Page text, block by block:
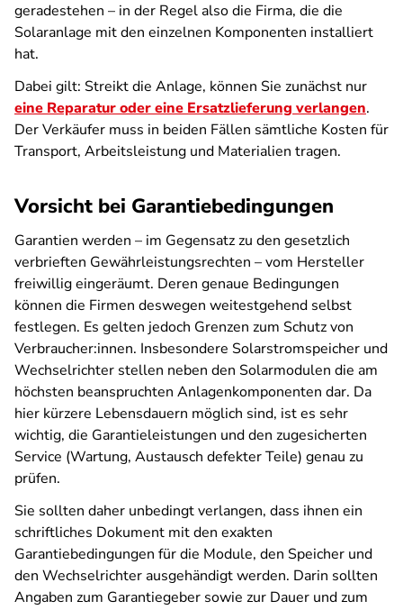
geradestehen – in der Regel also die Firma, die die
Solaranlage mit den einzelnen Komponenten installiert
hat.
Dabei gilt: Streikt die Anlage, können Sie zunächst nur
eine Reparatur oder eine Ersatzlieferung verlangen.
Der Verkäufer muss in beiden Fällen sämtliche Kosten für
Transport, Arbeitsleistung und Materialien tragen.
Vorsicht bei Garantiebedingungen
Garantien werden – im Gegensatz zu den gesetzlich
verbrieften Gewährleistungsrechten – vom Hersteller
freiwillig eingeräumt. Deren genaue Bedingungen
können die Firmen deswegen weitestgehend selbst
festlegen. Es gelten jedoch Grenzen zum Schutz von
Verbraucher:innen. Insbesondere Solarstromspeicher und
Wechselrichter stellen neben den Solarmodulen die am
höchsten beanspruchten Anlagenkomponenten dar. Da
hier kürzere Lebensdauern möglich sind, ist es sehr
wichtig, die Garantieleistungen und den zugesicherten
Service (Wartung, Austausch defekter Teile) genau zu
prüfen.
Sie sollten daher unbedingt verlangen, dass ihnen ein
schriftliches Dokument mit den exakten
Garantiebedingungen für die Module, den Speicher und
den Wechselrichter ausgehändigt werden. Darin sollten
Angaben zum Garantiegeber sowie zur Dauer und zum